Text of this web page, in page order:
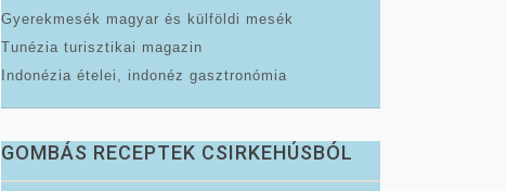
Gyerekmesék magyar és külföldi mesék
Tunézia turisztikai magazin
Indonézia ételei, indonéz gasztronómia
GOMBÁS RECEPTEK CSIRKEHÚSBÓL